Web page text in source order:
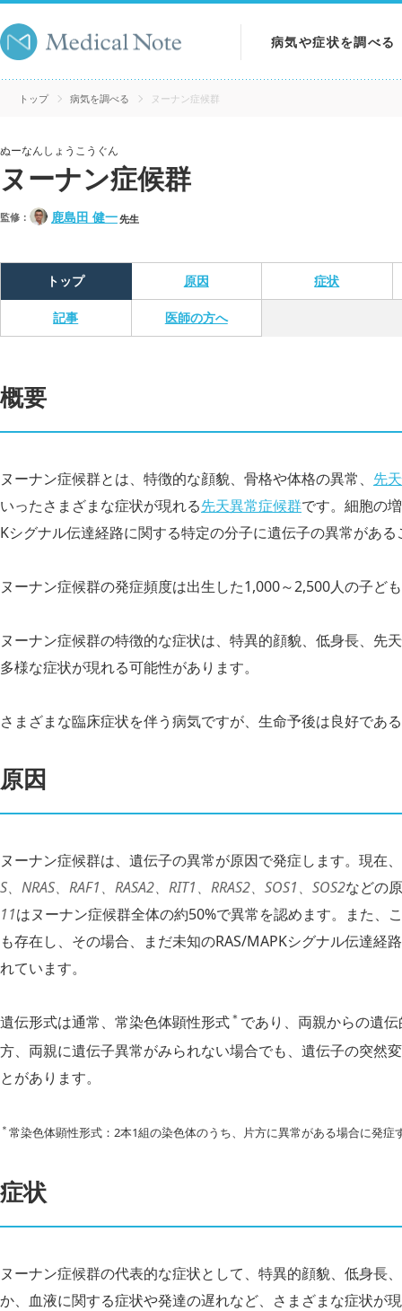
病気や症状を調べる
病気を調べる
トップ 病気を調べる ヌーナン症候群
ぬーなんしょうこうぐん
ヌーナン症候群
監修： 鹿島田 健一先生
トップ 原因 症状
記事 医師の方へ
概要
ヌーナン症候群とは、特徴的な顔貌、骨格や体格の異常、 先
いったさまざまな症状が現れる先天異常症候群です。細胞の
Kシグナル伝達経路に関する特定の分子に遺伝子の異常があ
ヌーナン症候群の発症頻度は出生した1,000～2,500人の子ど
ヌーナン症候群の特徴的な症状は、特異的顔貌、低身長、先
多様な症状が現れる可能性があります。
さまざまな臨床症状を伴う病気ですが、生命予後は良好であ
原因
ヌーナン症候群は、遺伝子の異常が原因で発症します。現在、
S、NRAS、RAF1、RASA2、RIT1、RRAS2、SOS1、SOS2などの
11はヌーナン症候群全体の約50%で異常を認めます。また、
も存在し、その場合、まだ未知のRAS/MAPKシグナル伝達経
れています。
遺伝形式は通常、常染色体顕性形式＊ であり、両親からの遺
方、両親に遺伝子異常がみられない場合でも、遺伝子の突然
とがあります。
＊ 常染色体顕性形式：2本1組の染色体のうち、片方に異常がある場合に発症
症状
ヌーナン症候群の代表的な症状として、特異的顔貌、低身長、
か、血液に関する症状や発達の遅れなど、さまざまな症状が